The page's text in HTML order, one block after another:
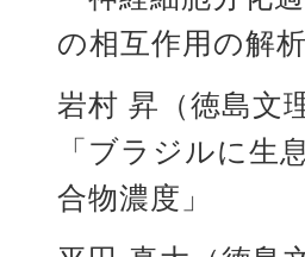
の相互作用の解
岩村 昇（徳島文
「ブラジルに生
合物濃度」